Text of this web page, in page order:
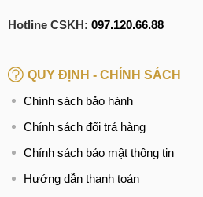
Hotline:0338.424242
Tại TP Hồ Chí Minh
CN 4:123 Trần Quang Khải,
Hotline:0969.520.520
CN 5:
Hotline CSKH: 097.120.66.88
QUY ĐỊNH - CHÍNH SÁCH
Chính sách bảo hành
Chính sách đổi trả hàng
Chính sách bảo mật thông tin
Hướng dẫn thanh toán